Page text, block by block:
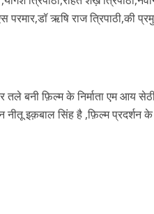
सिंह का बॉलीवुड में महाधमाका, ‘सिर्फ आपके’
परमार,डॉ ऋषि राज त्रिपाठी,की
बनी फ़िल्म के निर्माता एम आय
इक़बाल सिंह है ,फ़िल्म प्रदर्शन के